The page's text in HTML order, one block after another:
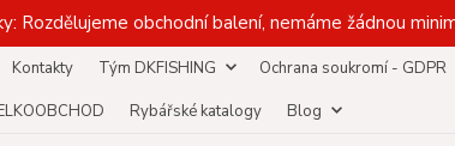
Rozdělujeme obchodní balení, nemáme žádnou
Kontakty Tým DKFISHING Ochrana soukromí - GDPR
Rybářské katalogy Blog